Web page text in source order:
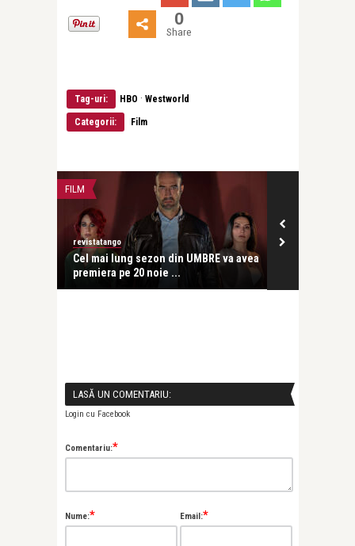
0
Share
Tag-uri: HBO · Westworld
Categorii: Film
Cel mai lung sezon din UMBRE va avea
premiera pe 20 noie ...
revistatango
Serialul HBO Europe
Sub acoperire va avea
LASĂ UN COMENTARIU:
Login cu Facebook
Comentariu:*
Nume:* Email:*